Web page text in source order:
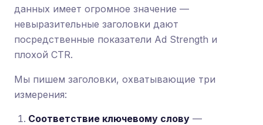
данных имеет огромное значение —
невыразительные заголовки дают
посредственные показатели Ad Strength и
плохой CTR.
Мы пишем заголовки, охватывающие три
измерения:
Соответствие ключевому слову —